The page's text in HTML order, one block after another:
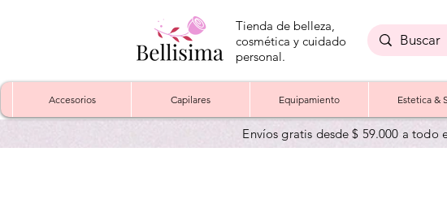
Tienda de belleza,
cosmética y cuidado
personal.
Accesorios Capilares Equipamiento Estetica &
Envíos gratis desde $ 59.000 a